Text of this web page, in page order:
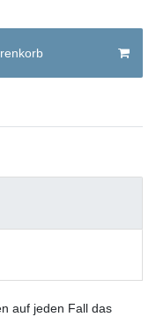
auf jeden Fall das